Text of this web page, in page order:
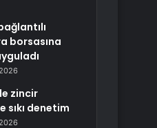
borsasına
zincir
sıkı denetim